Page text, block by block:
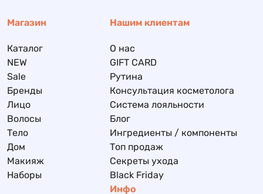
Магазин
Каталог
NEW
Sale
Бренды
Лицо
Волосы
Тело
Дом
Макияж
Наборы
Нашим клиентам
О нас
GIFT CARD
Рутина
Консультация косметолога
Система лояльности
Блог
Ингредиенты / компоненты
Топ продаж
Секреты ухода
Black Friday
Инфо